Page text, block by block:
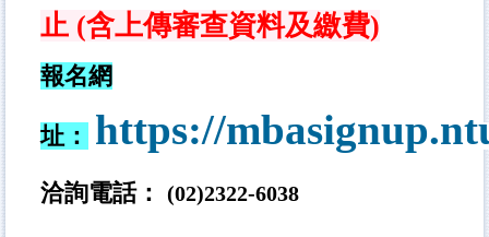
止 (含上傳審查資料及繳費)
報名網
址： https://
洽詢電話： (02)2322-6038